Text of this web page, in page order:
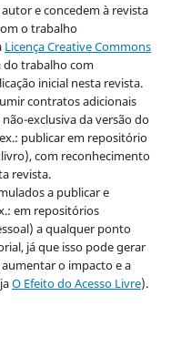
e concedem à revista
o trabalho
Licença Creative Commons
trabalho com
inicial nesta revista.
contratos adicionais
exclusiva da versão do
publicar em repositório
com reconhecimento
revista.
a publicar e
em repositórios
a qualquer ponto
já que isso pode gerar
o impacto e a
O Efeito do Acesso Livre).